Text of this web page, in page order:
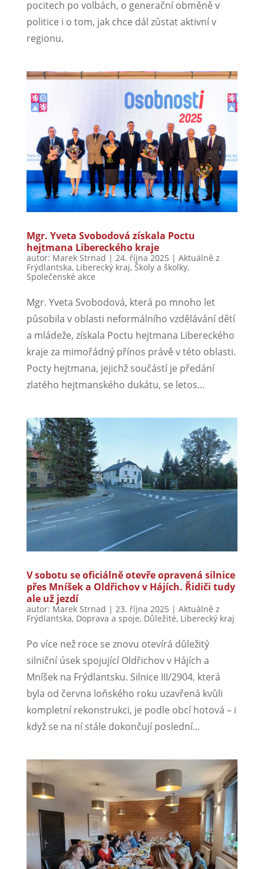
pocitech po volbách, o generační obměně v
politice i o tom, jak chce dál zůstat aktivní v
regionu.
Mgr. Yveta Svobodová získala Poctu
hejtmana Libereckého kraje
autor: Marek Strnad | 24. října 2025 | Aktuálně z
Frýdlantska, Liberecký kraj, Školy a školky,
Společenské akce
Mgr. Yveta Svobodová, která po mnoho let
působila v oblasti neformálního vzdělávání dětí
a mládeže, získala Poctu hejtmana Libereckého
kraje za mimořádný přínos právě v této oblasti.
Pocty hejtmana, jejichž součástí je předání
zlatého hejtmanského dukátu, se letos...
V sobotu se oficiálně otevře opravená silnice
přes Mníšek a Oldřichov v Hájích. Řidiči tudy
ale už jezdí
autor: Marek Strnad | 23. října 2025 | Aktuálně z
Frýdlantska, Doprava a spoje, Důležité, Liberecký kraj
Po více než roce se znovu otevírá důležitý
silniční úsek spojující Oldřichov v Hájích a
Mníšek na Frýdlantsku. Silnice III/2904, která
byla od června loňského roku uzavřená kvůli
kompletní rekonstrukci, je podle obcí hotová – i
když se na ní stále dokončují poslední...